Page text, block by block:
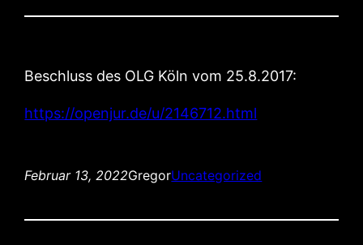
Beschluss des OLG Köln vom 25.8.2017:
https://openjur.de/u/2146712.html
Februar 13, 2022GregorUncategorized